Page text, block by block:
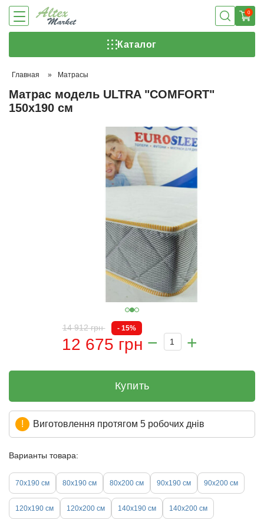
0
Каталог
Главная » Матрасы
Матрас модель ULTRA "COMFORT"
150х190 см
14 912 грн - 15%
12 675 грн
Купить
Виготовлення протягом 5 робочих днів
Варианты товара:
70х190 см 80х190 см 80х200 см 90х190 см 90х200 см
120х190 см 120х200 см 140х190 см 140х200 см